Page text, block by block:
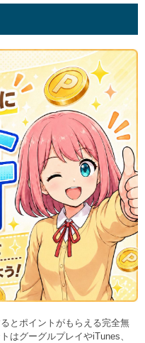
とポイントがもらえる完全無
はグーグルプレイやiTunes、